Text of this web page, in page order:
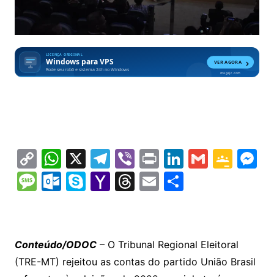
C
o
p
Li
n
W
h
at
A
p
X T
el
e
a
m
Vi
b
er
Pr
in
t
Li
n
k
dI
n
G G
e
Cl
M
M
s
a
O
o
k.
S
p
e
Y
o
o
T
a
d
E
l
S
e
Conteúdo/ODOC– O Tribunal Regional Eleitoral
(TRE-MT) rejeitou as contas do partido União Brasil